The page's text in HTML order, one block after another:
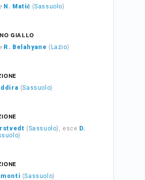
N. Matić (Sassuolo)
GIALLO
R. Belahyane ( Lazio)
(Sassuolo)
(Sassuolo), esce D.
)
(Sassuolo)